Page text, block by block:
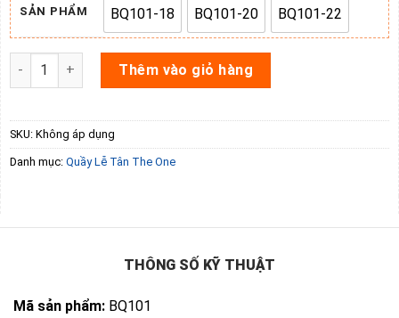
SẢN PHẨM BQ101-18
BQ101-18BQ101-20
BQ101-20BQ101-22
BQ101-22
Quầy lễ tân gỗ công nghiệp BQ101 số lượng
Thêm vào giỏ hàng
SKU: Không áp dụng
Danh mục: Quầy Lễ Tân The One
THÔNG SỐ KỸ THUẬT
Mã sản phẩm: BQ101